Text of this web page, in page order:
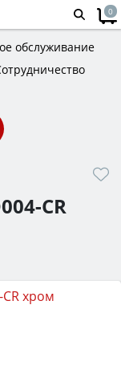
0
обслуживание
CR